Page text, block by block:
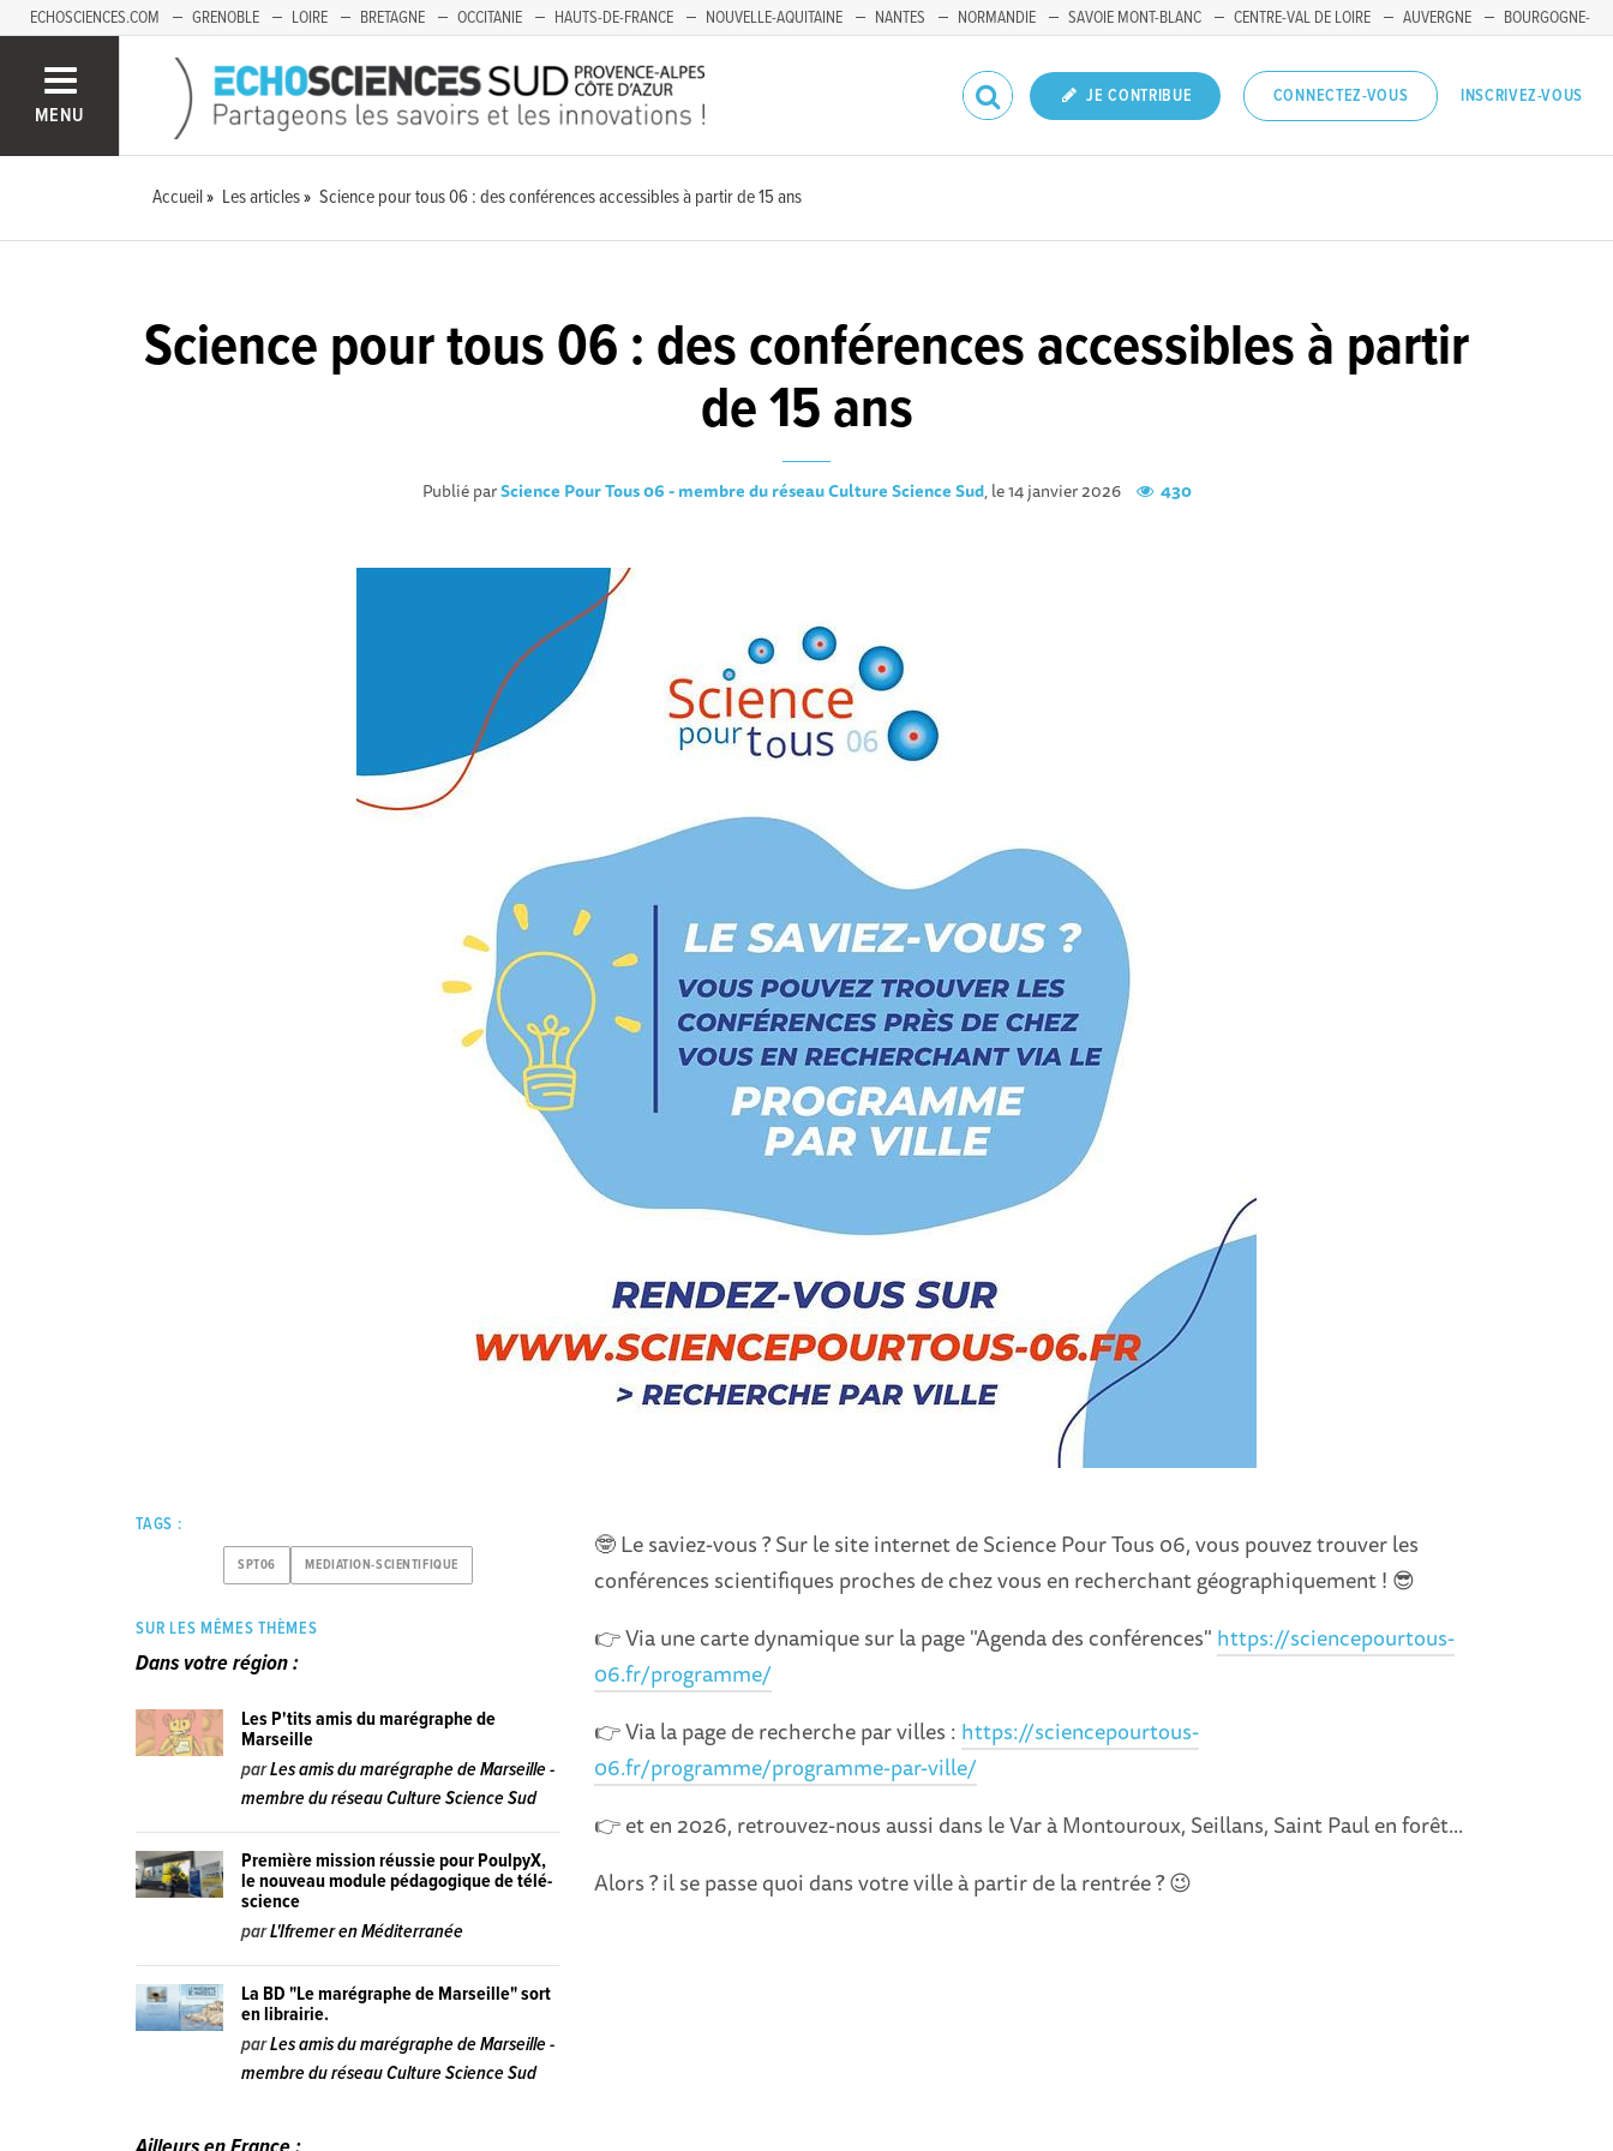
ECHOSCIENCES.COM GRENOBLE LOIRE BRETAGNE OCCITANIE HAUTS-DE-FRANCE NOUVELLE-AQUITAINE NANTES NORMANDIE SAVOIE MONT-BLANC CENTRE-VAL DE LOIRE AUVERGNE
BOURGOGNE-
MENU
JE CONTRIBUE CONNECTEZ-VOUS INSCRIVEZ-VOUS
Accueil Les articles Science pour tous 06 : des conférences accessibles à partir de 15 ans
Science pour tous 06 : des conférences accessibles à partir
de 15 ans
Publié parScience Pour Tous 06 - membre du réseau Culture Science Sud, le 14 janvier 2026 430
🤓 Le saviez-vous ? Sur le site internet de Science Pour Tous 06, vous pouvez trouver les
conférences scientifiques proches de chez vous en recherchant géographiquement ! 😎
👉 Via une carte dynamique sur la page "Agenda des conférences" https://sciencepourtous-
06.fr/programme/
👉 Via la page de recherche par villes : https://sciencepourtous-
06.fr/programme/programme-par-ville/
👉 et en 2026, retrouvez-nous aussi dans le Var à Montouroux, Seillans, Saint Paul en forêt...
Alors ? il se passe quoi dans votre ville à partir de la rentrée ? 😉
TAGS :
SPT06 MEDIATION-SCIENTIFIQUE
SUR LES MÊMES THÈMES
Dans votre région :
Les P'tits amis du marégraphe de
Marseille
parLes amis du marégraphe de Marseille -
membre du réseau Culture Science Sud
Première mission réussie pour PoulpyX,
le nouveau module pédagogique de télé-
science
parL'Ifremer en Méditerranée
La BD "Le marégraphe de Marseille" sort
en librairie.
parLes amis du marégraphe de Marseille -
membre du réseau Culture Science Sud